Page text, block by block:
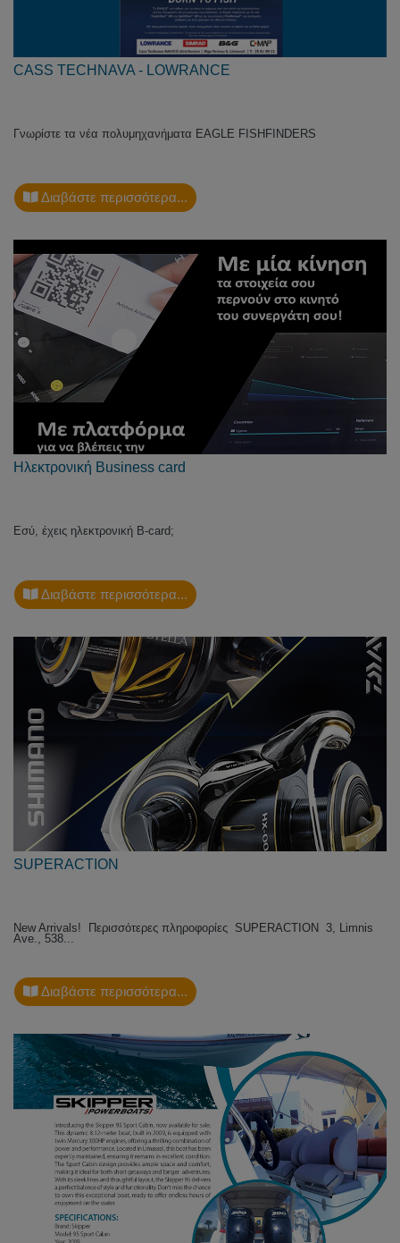
CASS TECHNAVA - LOWRANCE
Γνωρίστε τα νέα πολυμηχανήματα EAGLE FISHFINDERS
Διαβάστε περισσότερα...
Ηλεκτρονική Business card
Εσύ, έχεις ηλεκτρονική B-card;
Διαβάστε περισσότερα...
SUPERACTION
New Arrivals! Περισσότερες πληροφορίες SUPERACTION 3, Limnis
Ave., 538...
Διαβάστε περισσότερα...